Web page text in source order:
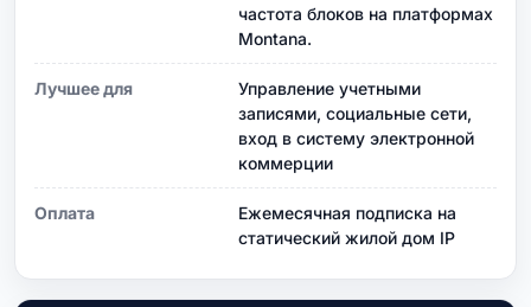
частота блоков на платформах
Montana.
Лучшее для
Управление учетными
записями, социальные сети,
вход в систему электронной
коммерции
Оплата
Ежемесячная подписка на
статический жилой дом IP